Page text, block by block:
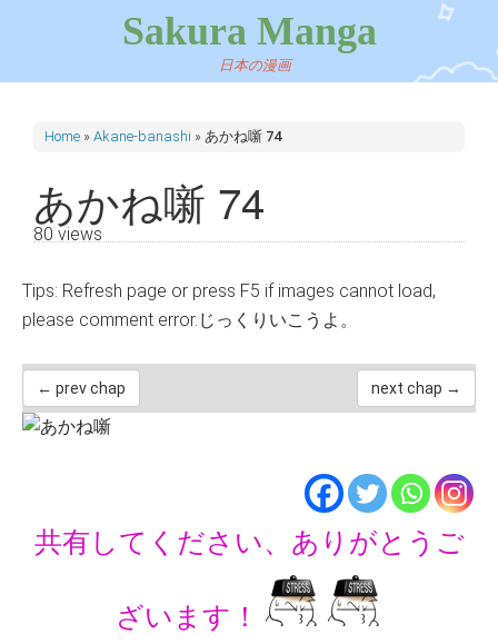
Sakura Manga
日本の漫画
Home » Akane-banashi » あかね噺 74
あかね噺 74
80 views
Tips: Refresh page or press F5 if images cannot load,
please comment error.じっくりいこうよ。
← prev chap next chap →
共有してください、ありがとうご
ざいます！